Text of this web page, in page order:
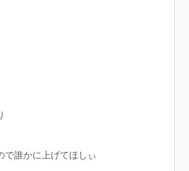
で誰かに上げてほしぃ